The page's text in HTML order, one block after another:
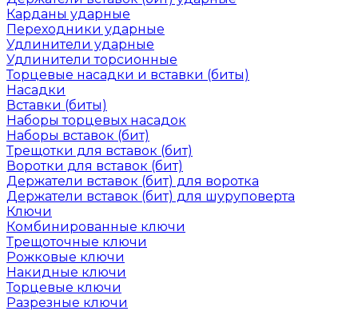
Карданы ударные
Переходники ударные
Удлинители ударные
Удлинители торсионные
Торцевые насадки и вставки (биты)
Насадки
Вставки (биты)
Наборы торцевых насадок
Наборы вставок (бит)
Трещотки для вставок (бит)
Воротки для вставок (бит)
Держатели вставок (бит) для воротка
Держатели вставок (бит) для шуруповерта
Ключи
Комбинированные ключи
Трещоточные ключи
Рожковые ключи
Накидные ключи
Торцевые ключи
Разрезные ключи